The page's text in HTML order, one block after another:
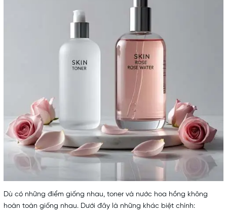
Dù có những điểm giống nhau, toner và nước hoa hồng không
hoàn toàn giống nhau. Dưới đây là những khác biệt chính: